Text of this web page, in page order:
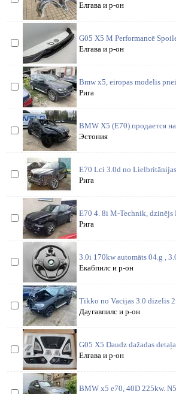
Елгава и р-он
G05 X5 M Performancē
Елгава и р-он
Bmw x5, eiropas modelis
Рига
BMW X5 (E70) продается
Эстония
E70 Lci 3.0d no
Рига
E70 4. 8i M-Technik, dzinējs
Рига
3.0i 170kw automāts 04.g ,
Екабпилс и р-он
Tikko no Vacijas 3.0 dizelis
Даугавпилс и р-он
G05 X5 Daudz dažadas
Елгава и р-он
BMW x5 e70, 40D 225kw.